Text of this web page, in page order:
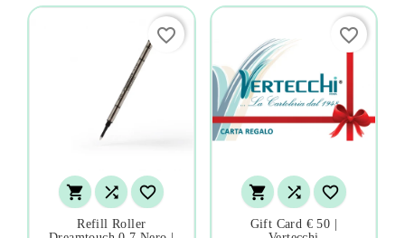
  
Refill Roller
favorite_border
  
Gift Card € 50 |
favorite_border